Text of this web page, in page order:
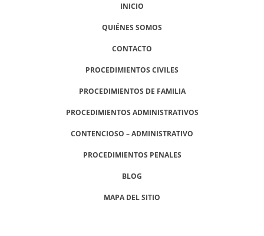
INICIO
QUIÉNES SOMOS
CONTACTO
PROCEDIMIENTOS CIVILES
PROCEDIMIENTOS DE FAMILIA
PROCEDIMIENTOS ADMINISTRATIVOS
CONTENCIOSO – ADMINISTRATIVO
PROCEDIMIENTOS PENALES
BLOG
MAPA DEL SITIO